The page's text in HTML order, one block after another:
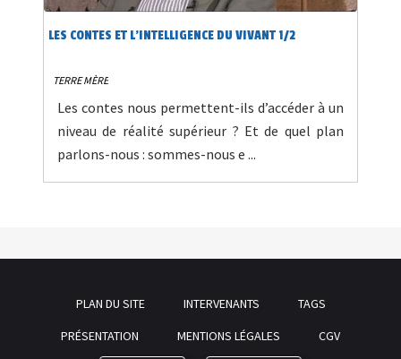
LES CONTES ET L'INTELLIGENCE DU VIVANT 1/2
TERRE MÈRE
Les contes nous permettent-ils d’accéder à un
niveau de réalité supérieur ? Et de quel plan
parlons-nous : sommes-nous e ...
PLAN DU SITE INTERVENANTS
TAGS
PRÉSENTATION
MENTIONS LÉGALES CGV